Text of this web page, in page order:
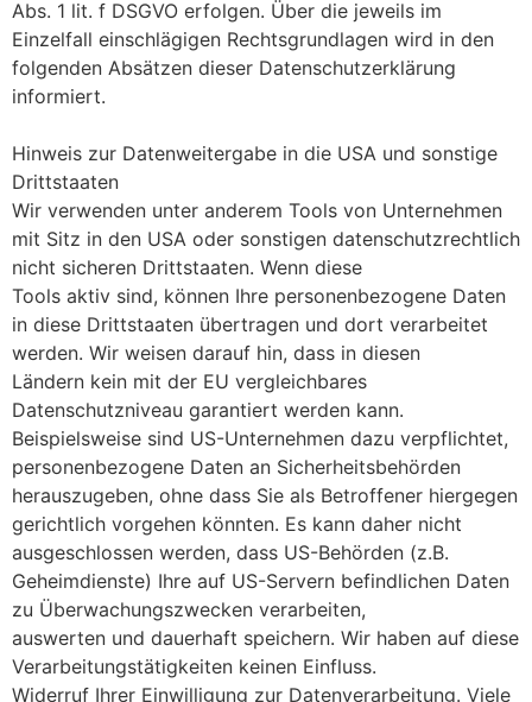
Abs. 1 lit. f DSGVO erfolgen. Über die jeweils im
Einzelfall einschlägigen Rechtsgrundlagen wird in den
folgenden Absätzen dieser Datenschutzerklärung
informiert.
Hinweis zur Datenweitergabe in die USA und sonstige
Drittstaaten
Wir verwenden unter anderem Tools von Unternehmen
mit Sitz in den USA oder sonstigen datenschutzrechtlich
nicht sicheren Drittstaaten. Wenn diese
Tools aktiv sind, können Ihre personenbezogene Daten
in diese Drittstaaten übertragen und dort verarbeitet
werden. Wir weisen darauf hin, dass in diesen
Ländern kein mit der EU vergleichbares
Datenschutzniveau garantiert werden kann.
Beispielsweise sind US-Unternehmen dazu verpflichtet,
personenbezogene Daten an Sicherheitsbehörden
herauszugeben, ohne dass Sie als Betroffener hiergegen
gerichtlich vorgehen könnten. Es kann daher nicht
ausgeschlossen werden, dass US-Behörden (z.B.
Geheimdienste) Ihre auf US-Servern befindlichen Daten
zu Überwachungszwecken verarbeiten,
auswerten und dauerhaft speichern. Wir haben auf diese
Verarbeitungstätigkeiten keinen Einfluss.
Widerruf Ihrer Einwilligung zur Datenverarbeitung. Viele